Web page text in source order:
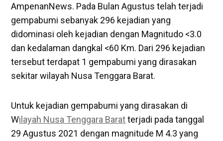
AmpenanNews. Pada Bulan Agustus telah terjadi
gempabumi sebanyak 296 kejadian yang
didominasi oleh kejadian dengan Magnitudo <3.0
dan kedalaman dangkal <60 Km. Dari 296 kejadian
tersebut terdapat 1 gempabumi yang dirasakan
sekitar wilayah Nusa Tenggara Barat.
Untuk kejadian gempabumi yang dirasakan di
Wilayah Nusa Tenggara Baratterjadi pada tanggal
29 Agustus 2021 dengan magnitude M 4.3 yang